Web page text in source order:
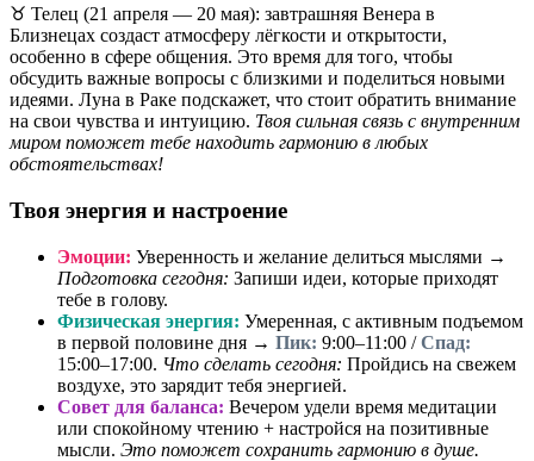
♉ Телец (21 апреля — 20 мая): завтрашняя Венера в
Близнецах создаст атмосферу лёгкости и открытости,
особенно в сфере общения. Это время для того, чтобы
обсудить важные вопросы с близкими и поделиться новыми
идеями. Луна в Раке подскажет, что стоит обратить внимание
на свои чувства и интуицию. Твоя сильная связь с внутренним
миром поможет тебе находить гармонию в любых
обстоятельствах!
Твоя энергия и настроение
Эмоции: Уверенность и желание делиться мыслями →
Подготовка сегодня: Запиши идеи, которые приходят
тебе в голову.
Физическая энергия: Умеренная, с активным подъемом
в первой половине дня → Пик: 9:00–11:00 /Спад:
15:00–17:00. Что сделать сегодня: Пройдись на свежем
воздухе, это зарядит тебя энергией.
Совет для баланса: Вечером удели время медитации
или спокойному чтению + настройся на позитивные
мысли. Это поможет сохранить гармонию в душе.